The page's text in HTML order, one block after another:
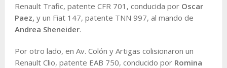
Renault Trafic, patente CFR 701, conducida por Oscar
Paez, y un Fiat 147, patente TNN 997, al mando de
Andrea Sheneider.
Por otro lado, en Av. Colón y Artigas colisionaron un
Renault Clio, patente EAB 750, conducido por Romina